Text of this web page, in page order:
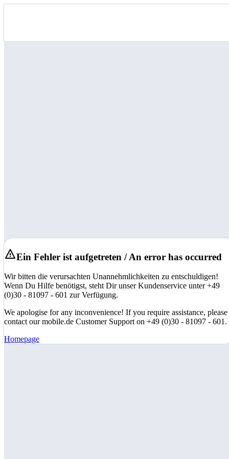
Ein Fehler ist aufgetreten / An error has occurred
Wir bitten die verursachten Unannehmlichkeiten zu entschuldigen!
Wenn Du Hilfe benötigst, steht Dir unser Kundenservice unter +49
(0)30 - 81097 - 601 zur Verfügung.
We apologise for any inconvenience! If you require assistance, please
contact our mobile.de Customer Support on +49 (0)30 - 81097 - 601.
Homepage